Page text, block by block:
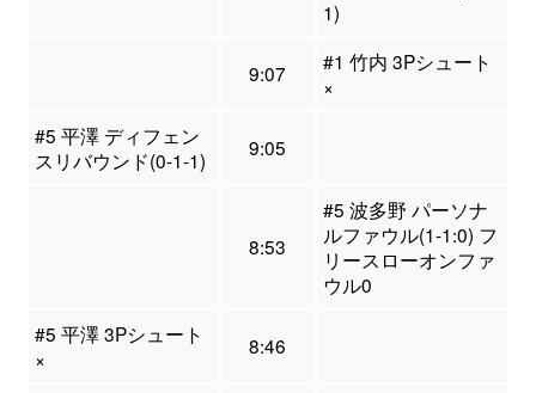
1)
9:07
#1 竹内 3Pシュート
×
#5 平澤 ディフェン
スリバウンド(0-1-1)
9:05
8:53
#5 波多野 パーソナ
ルファウル(1-1:0) フ
リースローオンファ
ウル0
#5 平澤 3Pシュート
×
8:46